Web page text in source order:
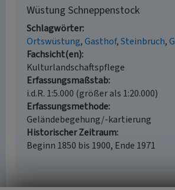
Wüstung Schneppenstock
Schlagwörter
Ortswüstung Gasthof Steinbruch
Fachsicht(en)
Kulturlandschaftspflege
Erfassungsmaßstab
i.d.R. 1:5.000 (größer als 1:20.000)
Erfassungsmethode
Geländebegehung/-kartierung
Historischer Zeitraum
Beginn 1850 bis 1900, Ende 1971